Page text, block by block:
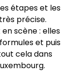
étapes et les
précise.
scène : elles
et puis
cela dans